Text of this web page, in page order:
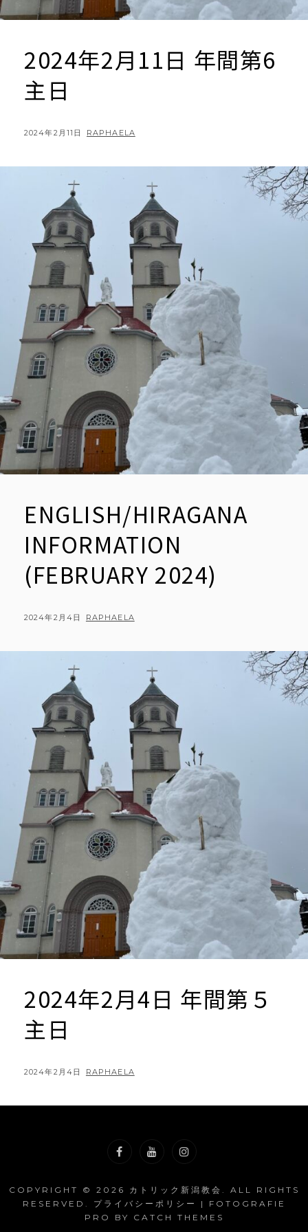
2024年2月11日 年間第6
主日
POSTED
2024年2月11日 BY
RAPHAELA
ENGLISH/HIRAGANA
INFORMATION
(FEBRUARY 2024)
POSTED
2024年2月4日 BY
RAPHAELA
2024年2月4日 年間第５
主日
POSTED
2024年2月4日 BY
RAPHAELA
COPYRIGHT © 2026 カトリック新潟教会 . ALL RIGHTS
RESERVED. プライバシーポリシー
| FOTOGRAFIE
PRO BY CATCH THEMES